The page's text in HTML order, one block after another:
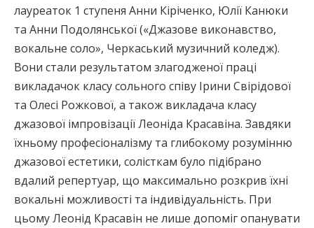
лауреаток 1 ступеня Анни Кіріченко, Юлії Канюки
та Анни Подолянської («Джазове виконавство,
вокальне соло», Черкаський музичний коледж).
Вони стали результатом злагодженої праці
викладачок класу сольного співу Ірини Свірідової
та Олесі Рожкової, а також викладача класу
джазової імпровізації Леоніда Красавіна. Завдяки
їхньому професіоналізму та глибокому розумінню
джазової естетики, солісткам було підібрано
вдалий репертуар, що максимально розкрив їхні
вокальні можливості та індивідуальність. При
цьому Леонід Красавін не лише допоміг опанувати